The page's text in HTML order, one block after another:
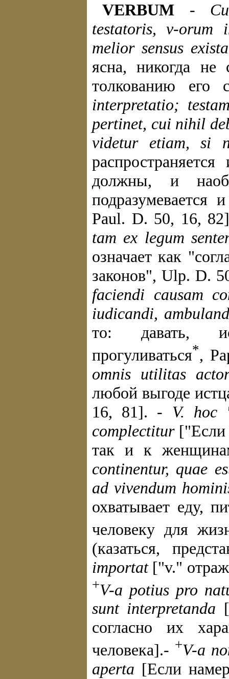
VERBUM -
testatoris, v-orum
melior sensus
ясна, никогда не
толкованию
interpretatio;
pertinet, cui nihil
videtur etiam, si
должны, и
Paul. D. 50, 16,
tam ex legum
означает как
законов", Ulp. D.
faciendi causam
iudicandi,
то: давать,
прогуливаться*,
omnis utilitas
любой выгоде
16, 81]. - V. hoc
complectitur["Если
так и к
continentur, quae
ad vivendum
охватывает еду,
человеку для
(казаться,
importat["v."
+V-a potius pro
sunt interpretanda
согласно их
человека].- +V-a
aperta [Если